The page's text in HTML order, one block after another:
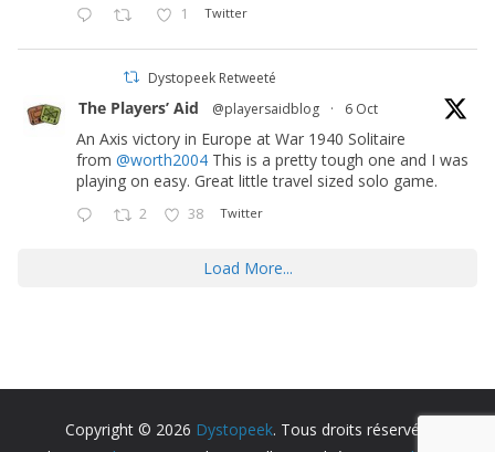
1 Twitter
Dystopeek Retweeté
The Players’ Aid @playersaidblog · 6 Oct
An Axis victory in Europe at War 1940 Solitaire
from @worth2004 This is a pretty tough one and I was
playing on easy. Great little travel sized solo game.
2 38 Twitter
Load More...
Copyright © 2026 Dystopeek. Tous droits réservés.